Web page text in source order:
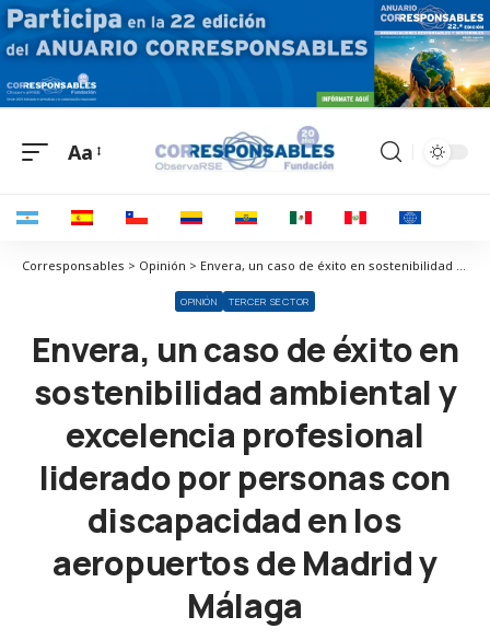
Aa
Corresponsables > Opinión > Envera, un caso de éxito en sostenibilidad ambiental y excelencia profesional liderado por personas con discapacidad en los aeropuertos de Madrid y Málaga
OPINIÓN TERCER SECTOR
Envera, un caso de éxito en
sostenibilidad ambiental y
excelencia profesional
liderado por personas con
discapacidad en los
aeropuertos de Madrid y
Málaga